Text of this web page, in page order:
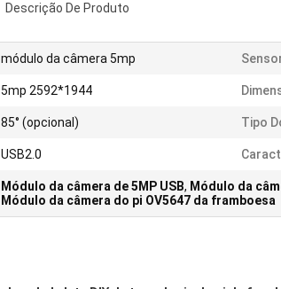
Descrição De Produto
módulo da câmera 5mp
5mp 2592*1944
85° (opcional) Tipo
USB2.0
Módulo da câmera de 5MP USB, Módulo da
Módulo da câmera do pi OV5647 da framboesa